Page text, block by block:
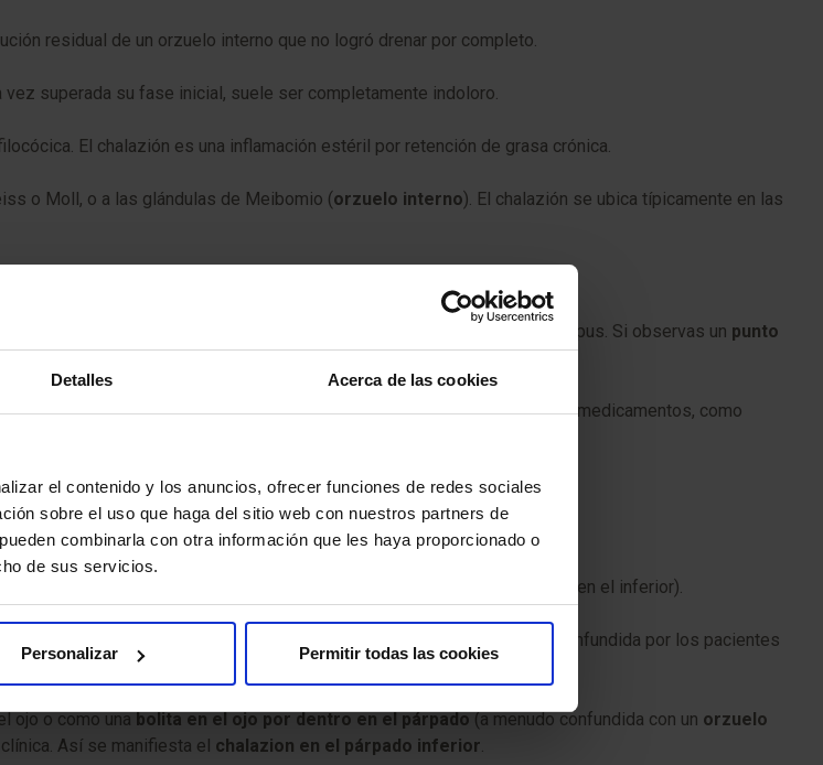
Detalles Acerca de las cookies
el contenido y los anuncios, ofrecer funciones de redes sociales
sobre el uso que haga del sitio web con nuestros partners de
combinarla con otra información que les haya proporcionado o
de sus servicios.
Personalizar Permitir todas las cookies
residual de un orzuelo interno que no logró drenar por completo.
superada su fase inicial, suele ser completamente indoloro.
El chalazión es una inflamación estéril por retención de grasa crónica.
o Moll, o a las glándulas de Meibomio (orzuelo interno). El chalazión se ubica típicamente en las
será muy sensible y doloroso al menor tacto. Además, suele presentar pus. Si observas un punto
está madurando y buscando drenar.
bajo la piel y, superada su fase inicial, no presenta dolor a la palpación.medicamentos, como
glándulas de Meibomio en ambos (unas 50 en el superior y unas 25 en el inferior).
El paciente detecta una
(a menudo confundida por los pacientes
superiorpropiamente dicho).
ojo o como unabolita en el ojo por dentro en el párpado(a menudo confundida con un orzuelo
Así se manifiesta el chalazion en el párpado inferior.